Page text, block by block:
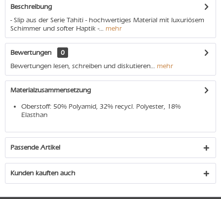
Beschreibung
- Slip aus der Serie Tahiti - hochwertiges Material mit luxuriösem
Schimmer und softer Haptik -... mehr
Bewertungen
0
Bewertungen lesen, schreiben und diskutieren... mehr
Materialzusammensetzung
Oberstoff: 50% Polyamid, 32% recycl. Polyester, 18%
Elasthan
Passende Artikel
Kunden kauften auch